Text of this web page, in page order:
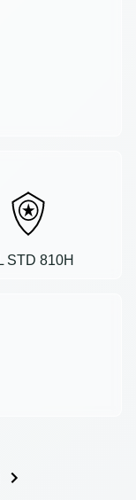
STD 810H